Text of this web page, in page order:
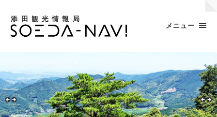
添田観光情報局
メニュー